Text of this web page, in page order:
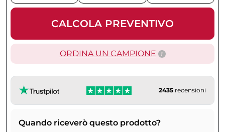
CALCOLA PREVENTIVO
ORDINA UN CAMPIONE
2435 recensioni
Quando riceverò questo prodotto?